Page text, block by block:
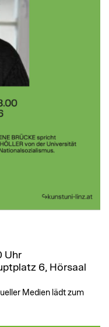
Uhr
6, Hörsaal
Medien lädt zum